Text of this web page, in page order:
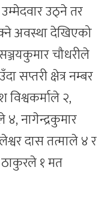
उठ्ने तर
अवस्था देखिएको
चौधरीले
सप्तरी क्षेत्र नम्बर
२,
४, नागेन्द्रकुमार
दास तत्माले ४ र
ठाकुरले १ मत